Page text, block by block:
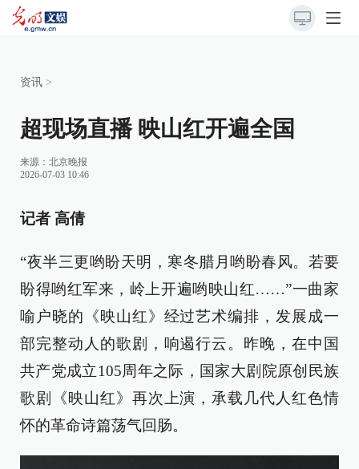
资讯 >
超现场直播 映山红开遍全国
来源： 北京晚报
2026-07-03 10:46
记者 高倩
“夜半三更哟盼天明，寒冬腊月哟盼春风。若要
盼得哟红军来，岭上开遍哟映山红……”一曲家
喻户晓的《映山红》经过艺术编排，发展成一
部完整动人的歌剧，响遏行云。昨晚，在中国
共产党成立105周年之际，国家大剧院原创民族
歌剧《映山红》再次上演，承载几代人红色情
怀的革命诗篇荡气回肠。